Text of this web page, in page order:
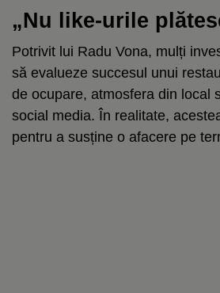
„Nu like-urile
Potrivit lui Radu Vona, mulți
să evalueze succesul unui
de ocupare, atmosfera din local
social media. În realitate,
pentru a susține o afacere pe